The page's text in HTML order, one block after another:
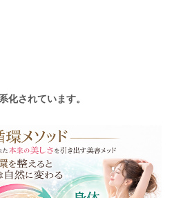
化されています。